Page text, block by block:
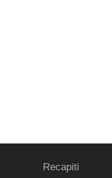
Recapiti